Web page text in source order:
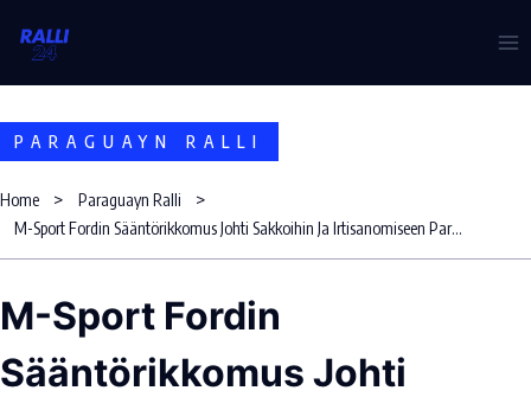
PARAGUAYN RALLI
Home
Paraguayn Ralli
M-Sport Fordin Sääntörikkomus Johti Sakkoihin Ja Irtisanomiseen Paraguayn MM-Rallissa
M-Sport Fordin
Sääntörikkomus Johti